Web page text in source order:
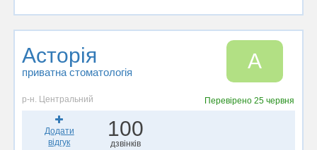
Асторія
приватна стоматологія А
р-н. Центральний Перевірено25 червня
Додати
відгук
100
дзвінків